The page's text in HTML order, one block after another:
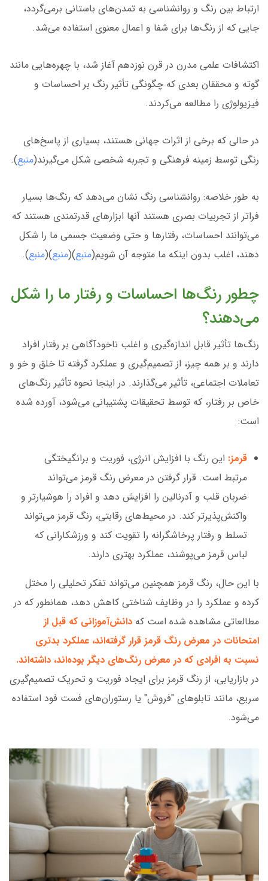
ارتباط بین رنگ و روانشناسی به تمدن‌های باستانی برمی‌گردد،
جایی که از رنگ‌ها برای شفا و اعمال معنوی استفاده می‌شد.
اکتشافات علمی مدرن در قرن نوزدهم آغاز شد، با چهره‌هایی مانند
گوته و محققان بعدی که چگونگی تأثیر رنگ بر احساسات و
فیزیولوژی را مطالعه می‌کردند.
در حالی که برخی از اثرات جهانی هستند، بسیاری از پاسخ‌های
رنگی توسط زمینه فرهنگی و تجربه شخصی شکل می‌گیرند(منبع).
به طور خلاصه: روانشناسی رنگ نشان می‌دهد که رنگ‌ها بسیار
فراتر از تجربیات بصری هستند آنها ابزارهای قدرتمندی هستند که
می‌توانند احساسات، رفتارها و حتی وضعیت جسمی ما را شکل
دهند، اغلب بدون اینکه ما متوجه آن شویم(منبع)(منبع)(منبع).
چطور رنگ‌ها احساسات و رفتار ما را شکل
می‌دهند؟
رنگ‌ها تأثیر قابل اندازه‌گیری و اغلب ناخودآگاهی بر رفتار افراد
دارند و بر همه چیز، از تصمیم‌گیری و عملکرد گرفته تا خلق و خو و
تعاملات اجتماعی، تأثیر می‌گذارند. در اینجا نحوه تأثیر رنگ‌های
خاص بر رفتار، که توسط تحقیقات پشتیبانی می‌شود، آورده شده
است:
قرمز: این رنگ با افزایش انرژی، فوریت و برانگیختگی
مرتبط است. قرار گرفتن در معرض رنگ قرمز می‌تواند
ضربان قلب و آدرنالین را افزایش دهد و افراد را هوشیارتر و
واکنش‌پذیرتر کند. در محیط‌های رقابتی، رنگ قرمز می‌تواند
تسلط و رفتار پرخاشگرانه را تقویت کند و ورزشکارانی که
لباس قرمز می‌پوشند، عملکرد بهتری دارند.
با این حال، رنگ قرمز همچنین می‌تواند تفکر تحلیلی را مختل
کرده و عملکرد را در وظایف شناختی کاهش دهد، همانطور که در
مطالعاتی مشاهده شده است که دانش‌آموزانی که قبل از
امتحانات در معرض رنگ قرمز قرار گرفته‌اند، عملکرد بدتری
نسبت به افرادی که در معرض رنگ‌های دیگر بوده‌اند، داشته‌اند.
در بازاریابی، از رنگ قرمز برای ایجاد فوریت و تحریک تصمیم‌گیری
سریع، مانند تابلوهای "فروش" یا رستوران‌های فست فود استفاده
می‌شود.